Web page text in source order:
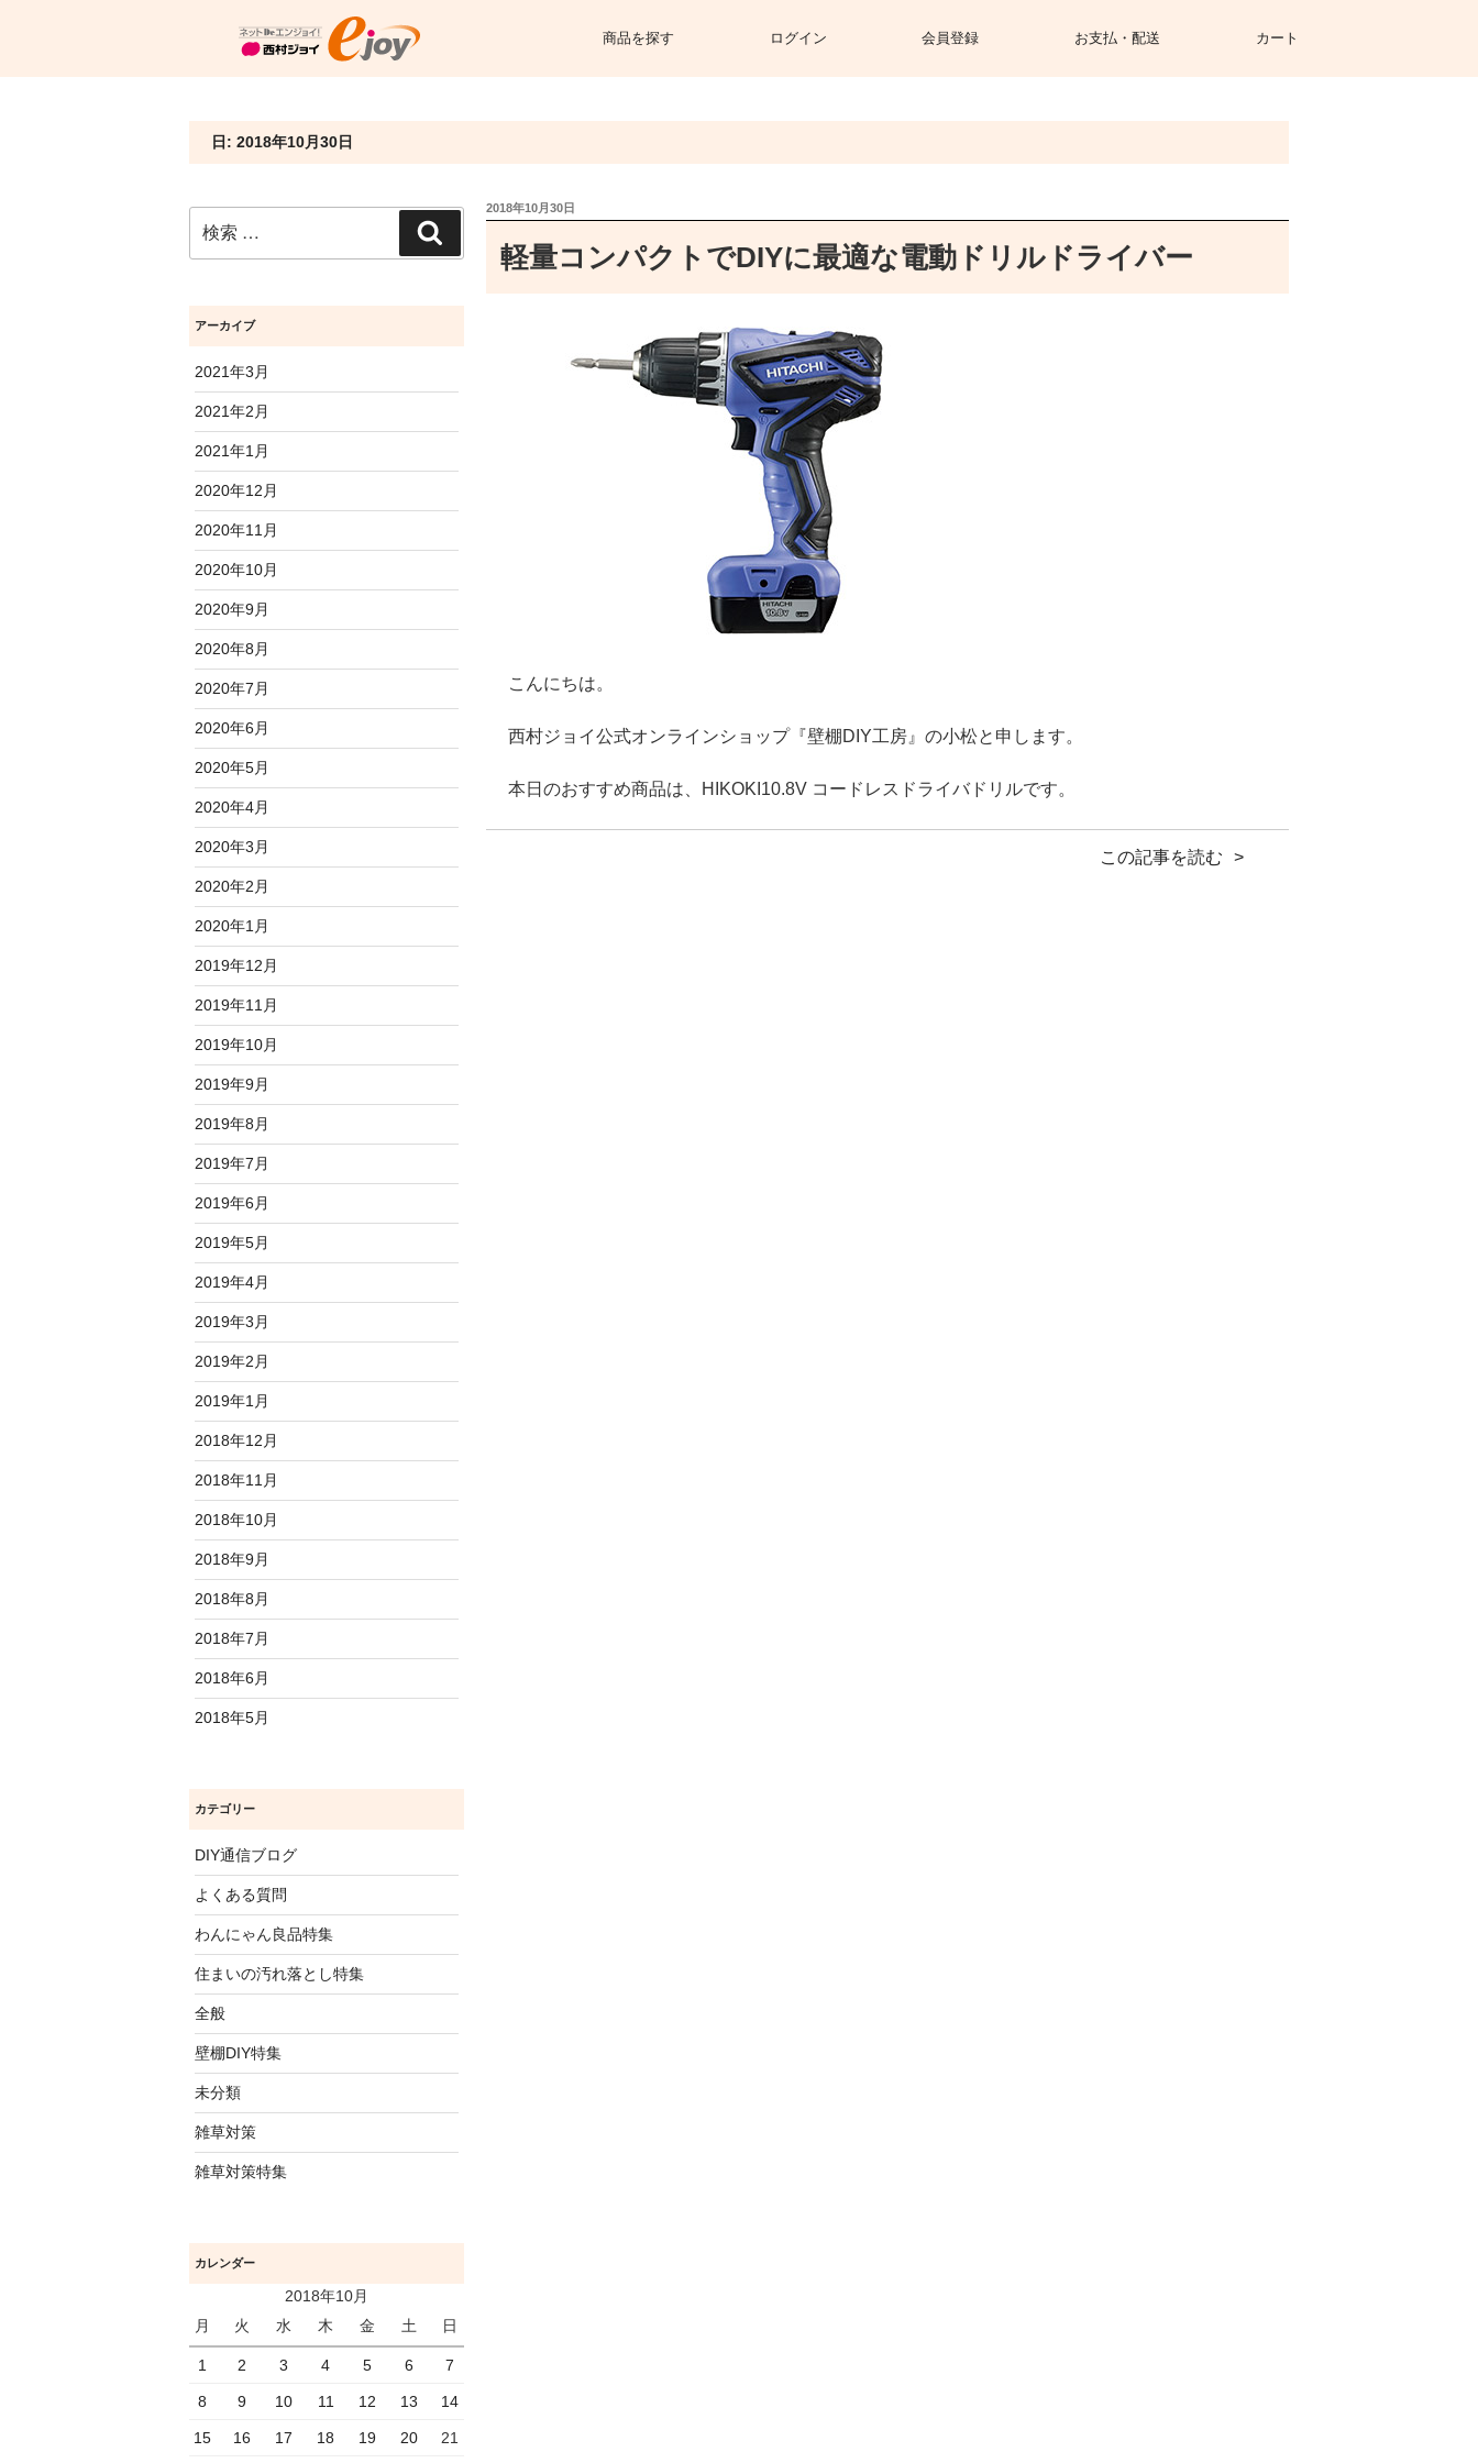
商品を探す ログイン 会員登録 お支払・配送 カート
日: 2018年10月30日
投
稿
2018年10月30日
軽量コンパクトでDIYに最適な電動ドリルドライバー
こんにちは。
西村ジョイ公式オンラインショップ『壁棚DIY工房』の小松と申します。
本日のおすすめ商品は、HIKOKI10.8V コードレスドライバドリルです。
この記事を読む
索:
索
アーカイブ
2021年3月
2021年2月
2021年1月
2020年12月
2020年11月
2020年10月
2020年9月
2020年8月
2020年7月
2020年6月
2020年5月
2020年4月
2020年3月
2020年2月
2020年1月
2019年12月
2019年11月
2019年10月
2019年9月
2019年8月
2019年7月
2019年6月
2019年5月
2019年4月
2019年3月
2019年2月
2019年1月
2018年12月
2018年11月
2018年10月
2018年9月
2018年8月
2018年7月
2018年6月
2018年5月
カテゴリー
DIY通信ブログ
よくある質問
わんにゃん良品特集
住まいの汚れ落とし特集
全般
壁棚DIY特集
未分類
雑草対策
雑草対策特集
カレンダー
2018年10月
月
火 水 木 金 土 日
1 2 3 4 5 6 7
8 9 10 11 12 13 14
15 16 17 18 19 20 21